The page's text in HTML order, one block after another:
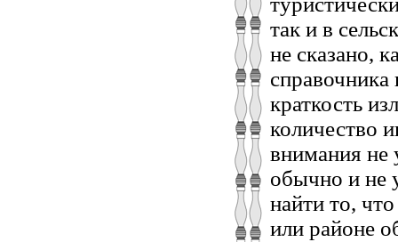
так и в
не сказано,
краткость
количество
внимания не
обычно и не
найти то,
или районе